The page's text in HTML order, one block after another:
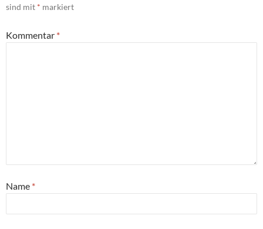
sind mit * markiert
Kommentar *
Name *